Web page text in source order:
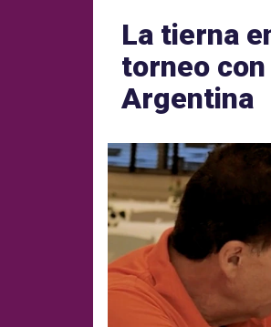
La tierna
torneo
Argentina